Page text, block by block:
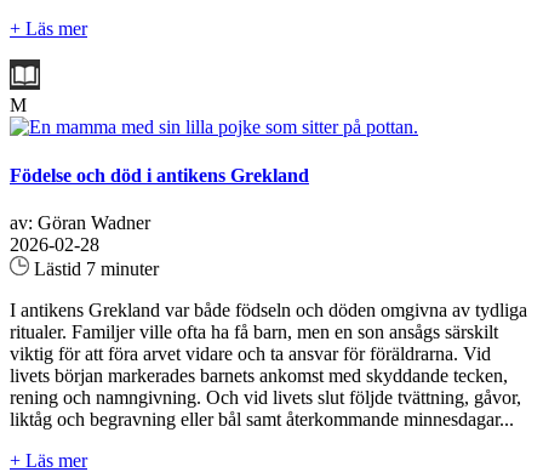
+ Läs mer
M
Födelse och död i antikens Grekland
av: Göran Wadner
2026-02-28
Lästid 7 minuter
I antikens Grekland var både födseln och döden omgivna av tydliga
ritualer. Familjer ville ofta ha få barn, men en son ansågs särskilt
viktig för att föra arvet vidare och ta ansvar för föräldrarna. Vid
livets början markerades barnets ankomst med skyddande tecken,
rening och namngivning. Och vid livets slut följde tvättning, gåvor,
liktåg och begravning eller bål samt återkommande minnesdagar...
+ Läs mer